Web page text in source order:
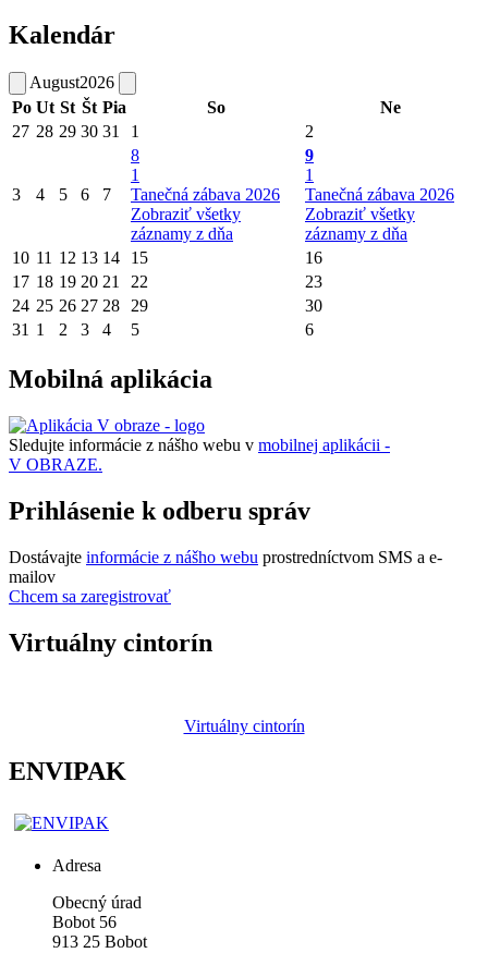
Kalendár
August2026
Po Ut St Št Pia So
Ne
27 28 29 30 31 1 2
3 4 5 6 7
8
1
Tanečná zábava 2026
Zobraziť všetky
záznamy z dňa
9
1
Tanečná zábava 2026
Zobraziť všetky
záznamy z dňa
10 11 12 13 14 15
16
17 18 19 20 21 22
23
24 25 26 27 28 29
30
31 1 2 3 4 5 6
Mobilná aplikácia
Sledujte informácie z nášho webu v mobilnej aplikácii -
V OBRAZE.
Prihlásenie k odberu správ
Dostávajte informácie z nášho webu prostredníctvom SMS a e-
mailov
Chcem sa zaregistrovať
Virtuálny cintorín
Virtuálny cintorín
ENVIPAK
Adresa
Obecný úrad
Bobot 56
913 25 Bobot